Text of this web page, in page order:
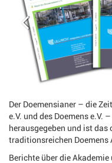
Der Doemensianer – die
e.V. und des Doemens e.V.
herausgegeben und ist
traditionsreichen Doemens
Berichte über die